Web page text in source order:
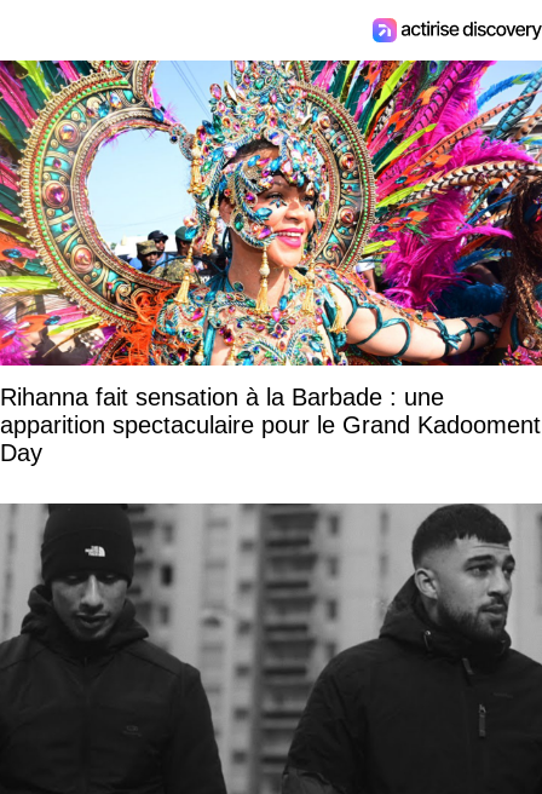
Rihanna fait sensation à la Barbade : une
apparition spectaculaire pour le Grand Kadooment
Day